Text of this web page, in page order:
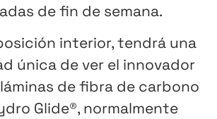
de fin de semana.
interior, tendrá una
única de ver el innovador
de fibra de carbono
Glide®, normalmente